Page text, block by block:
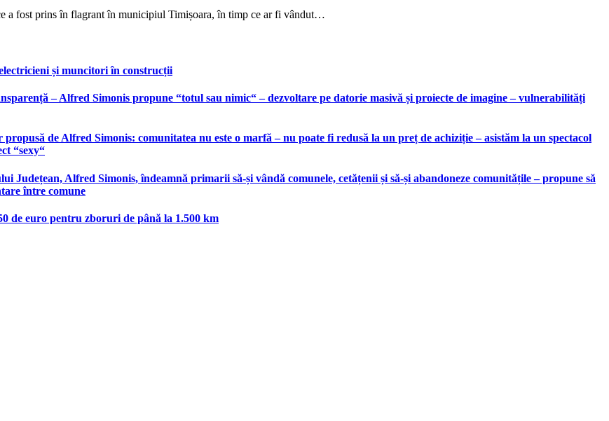
a fost prins în flagrant în municipiul Timișoara, în timp ce ar fi vândut…
și muncitori în construcții
– Alfred Simonis propune “totul sau nimic“ – dezvoltare pe datorie masivă și proiecte de imagine – vulnerabilități
de Alfred Simonis: comunitatea nu este o marfă – nu poate fi redusă la un preț de achiziție – asistăm la un spectacol
“sexy“
Alfred Simonis, îndeamnă primarii să-și vândă comunele, cetățenii și să-și abandoneze comunitățile – propune să
între comune
de euro pentru zboruri de până la 1.500 km